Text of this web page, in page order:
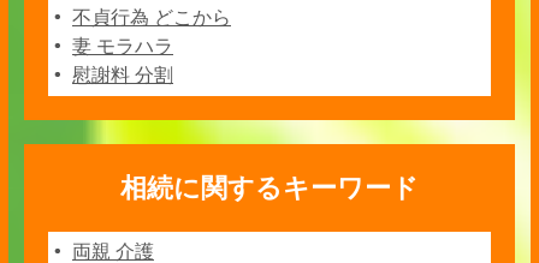
不貞行為 どこから
妻 モラハラ
慰謝料 分割
相続に関するキーワード
両親 介護